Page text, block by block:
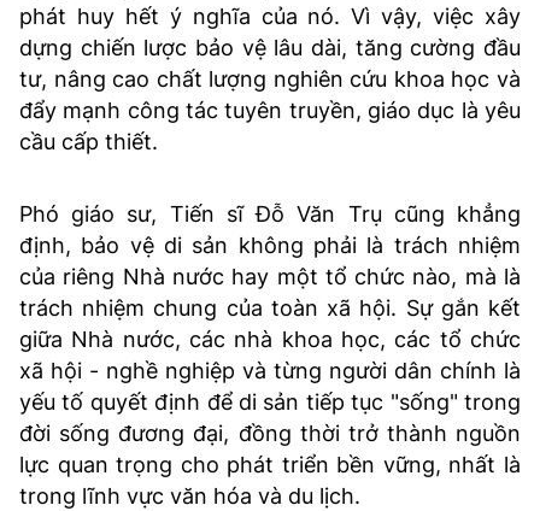
phát huy hết ý nghĩa của nó. Vì vậy, việc xây
dựng chiến lược bảo vệ lâu dài, tăng cường đầu
tư, nâng cao chất lượng nghiên cứu khoa học và
đẩy mạnh công tác tuyên truyền, giáo dục là yêu
cầu cấp thiết.
Phó giáo sư, Tiến sĩ Đỗ Văn Trụ cũng khẳng
định, bảo vệ di sản không phải là trách nhiệm
của riêng Nhà nước hay một tổ chức nào, mà là
trách nhiệm chung của toàn xã hội. Sự gắn kết
giữa Nhà nước, các nhà khoa học, các tổ chức
xã hội - nghề nghiệp và từng người dân chính là
yếu tố quyết định để di sản tiếp tục "sống" trong
đời sống đương đại, đồng thời trở thành nguồn
lực quan trọng cho phát triển bền vững, nhất là
trong lĩnh vực văn hóa và du lịch.